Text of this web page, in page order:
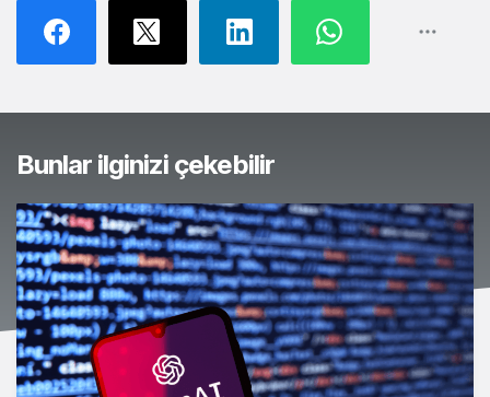
Bunlar ilginizi çekebilir